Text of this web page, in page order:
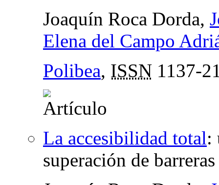
Joaquín Roca Dorda,
Elena del Campo
Polibea, ISSN 1137-
La accesibilidad total:
superación de